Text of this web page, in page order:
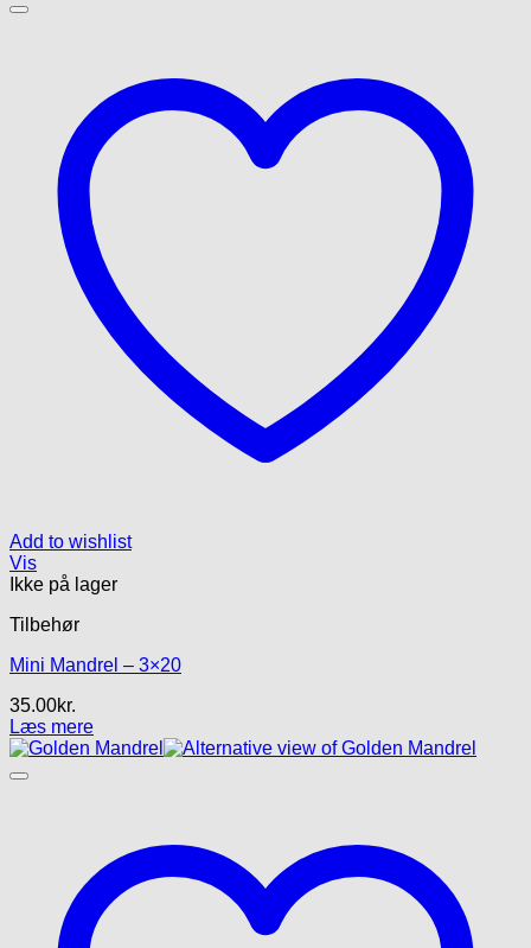
Add to wishlist
Vis
Ikke på lager
Tilbehør
Mini Mandrel – 3×20
35.00kr.
Læs mere